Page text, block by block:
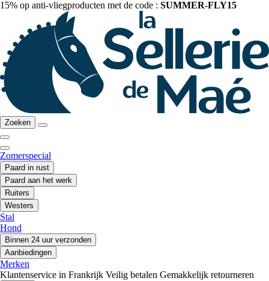
15% op anti-vliegproducten met de code : SUMMER-FLY15
Zoeken
Zomerspecial
Paard in rust
Paard aan het werk
Ruiters
Westers
Stal
Hond
Binnen 24 uur verzonden
Aanbiedingen
Merken
Klantenservice in Frankrijk Veilig betalen Gemakkelijk retourneren